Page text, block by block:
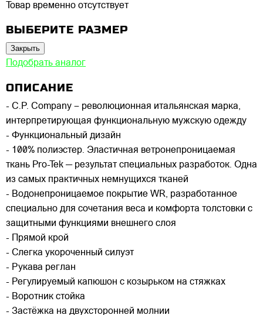
Товар временно отсутствует
ВЫБЕРИТЕ РАЗМЕР
Закрыть
Подобрать аналог
ОПИСАНИЕ
- C.P. Company – революционная итальянская марка,
интерпретирующая функциональную мужскую одежду
- Функциональный дизайн
- 100% полиэстер. Эластичная ветронепроницаемая
ткань Pro-Tek — результат специальных разработок. Одна
из самых практичных немнущихся тканей
- Водонепроницаемое покрытие WR, разработанное
специально для сочетания веса и комфорта толстовки с
защитными функциями внешнего слоя
- Прямой крой
- Слегка укороченный силуэт
- Рукава реглан
- Регулируемый капюшон с козырьком на стяжках
- Воротник стойка
- Застёжка на двухсторонней молнии